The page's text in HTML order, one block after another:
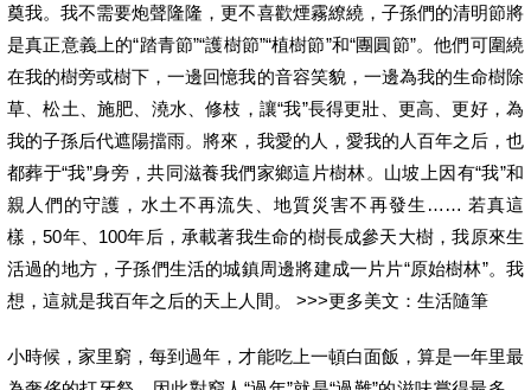
奠我。我不需要炮聲隆隆，更不喜歡煙霧繚繞，子孫們的清明節將
是真正意義上的“踏青節”“護樹節”“植樹節”和“團圓節”。他們可圍繞
在我的樹旁或樹下，一邊回憶我的音容笑貌，一邊為我的生命樹除
草、松土、施肥、澆水、修枝，讓“我”長得更壯、更高、更好，為
我的子孫后代遮陽擋雨。將來，我愛的人，愛我的人百年之后，也
都葬于“我”身旁，共同滋養我們家鄉這片樹林。山坡上因有“我”和
親人們的守護，水土不再流失、地質災害不再發生…… 若真這
樣，50年、100年后，承載著我生命的樹長成參天大樹，我原來生
活過的地方，子孫們生活的城鎮周邊將建成一片片“原始樹林”。我
想，這就是我百年之后的天上人間。 >>>更多美文：生活隨筆
小時候，家里窮，每到過年，才能吃上一頓白面飯，算是一年里最